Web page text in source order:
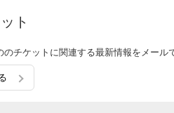
ト
チケットに関連する最新情報をメール